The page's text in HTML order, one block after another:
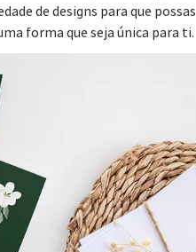
de designs para que possas
forma que seja única para ti.